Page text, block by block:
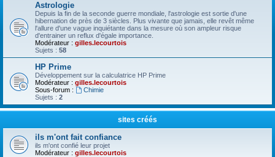
Astrologie
Depuis la fin de la seconde guerre mondiale, l'astrologie est sortie d'une
hibernation de près de 3 siècles. Plus vivante que jamais, elle revêt même
l'allure d'une vague inquiétante dans la mesure où son ampleur risque
d'entrainer un reflux d'égale importance.
Modérateur : gilles.lecourtois
Sujets : 58
HP Prime
Développement sur la calculatrice HP Prime
Modérateur : gilles.lecourtois
Sous-forum :
Chimie
Sujets : 2
sites créés
ils m'ont fait confiance
ils m'ont confié leur projet
Modérateur : gilles.lecourtois